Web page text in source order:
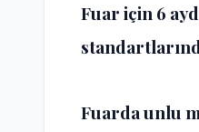
Fuar için 6
Fuarda unlu